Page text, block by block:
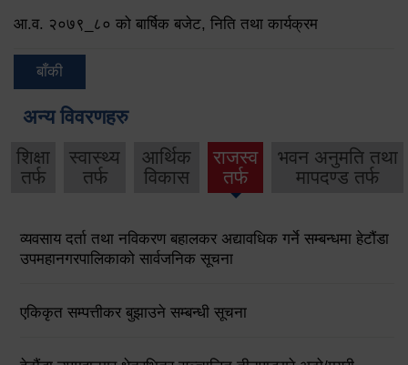
आ.व. २०७९‌_८० को बार्षिक बजेट, निति तथा कार्यक्रम
बाँकी
अन्य विवरणहरु
शिक्षा
तर्फ
स्वास्थ्य
तर्फ
आर्थिक
विकास
राजस्व
तर्फ
भवन अनुमति तथा
मापदण्ड तर्फ
व्यवसाय दर्ता तथा नविकरण बहालकर अद्यावधिक गर्ने सम्बन्धमा हेटौंडा
उपमहानगरपालिकाको सार्वजनिक सूचना
एकिकृत सम्पत्तीकर बुझाउने सम्बन्धी सूचना